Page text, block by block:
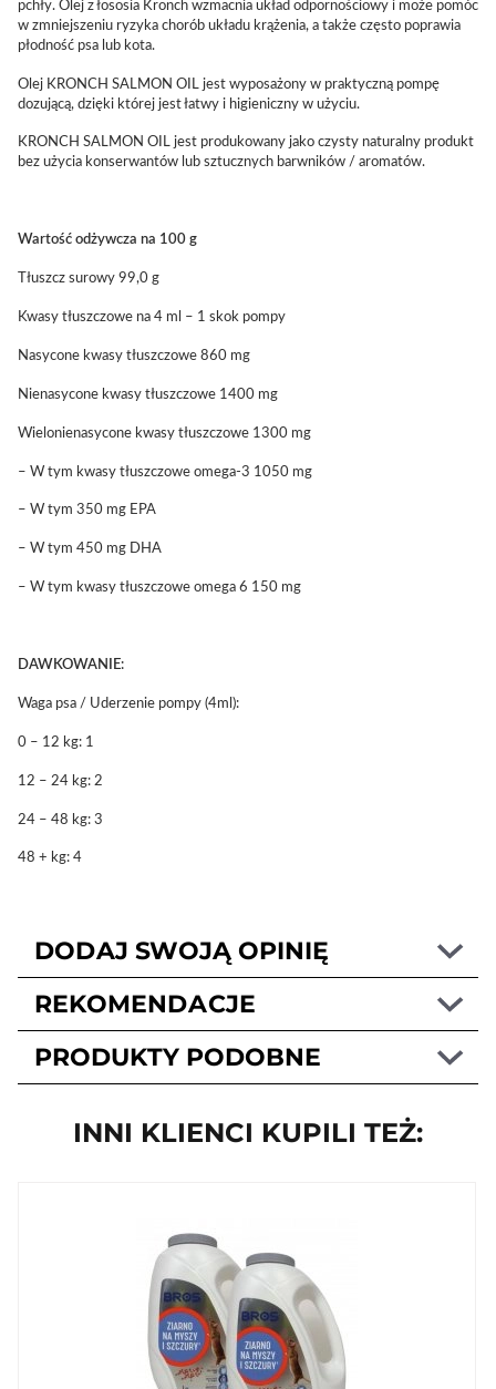
pchły. Olej z łososia Kronch wzmacnia układ odpornościowy i może pomóc
w zmniejszeniu ryzyka chorób układu krążenia, a także często poprawia
płodność psa lub kota.
Olej KRONCH SALMON OIL jest wyposażony w praktyczną pompę
dozującą, dzięki której jest łatwy i higieniczny w użyciu.
KRONCH SALMON OIL jest produkowany jako czysty naturalny produkt
bez użycia konserwantów lub sztucznych barwników / aromatów.
Wartość odżywcza na 100 g
Tłuszcz surowy 99,0 g
Kwasy tłuszczowe na 4 ml – 1 skok pompy
Nasycone kwasy tłuszczowe 860 mg
Nienasycone kwasy tłuszczowe 1400 mg
Wielonienasycone kwasy tłuszczowe 1300 mg
– W tym kwasy tłuszczowe omega-3 1050 mg
– W tym 350 mg EPA
– W tym 450 mg DHA
– W tym kwasy tłuszczowe omega 6 150 mg
DAWKOWANIE:
Waga psa / Uderzenie pompy (4ml):
0 – 12 kg: 1
12 – 24 kg: 2
24 – 48 kg: 3
48 + kg: 4
DODAJ SWOJĄ OPINIĘ
REKOMENDACJE
PRODUKTY PODOBNE
INNI KLIENCI KUPILI TEŻ: